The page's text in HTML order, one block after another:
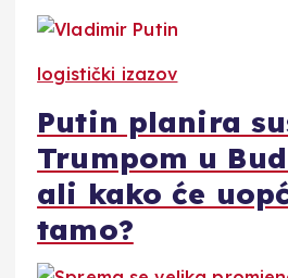
logistički izazov
Putin planira
Trumpom u
ali kako će
tamo?